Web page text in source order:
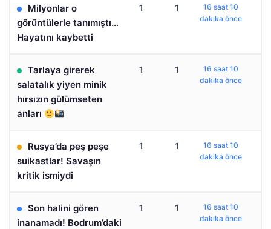
Milyonlar o
görüntülerle tanımıştı…
Hayatını kaybetti
1 1
16 saat 10
dakika önce
Tarlaya girerek
salatalık yiyen minik
hırsızın gülümseten
anları
1 1
16 saat 10
dakika önce
Rusya’da peş peşe
suikastlar! Savaşın
kritik ismiydi
1 1
16 saat 10
dakika önce
Son halini gören
inanamadı! Bodrum’daki
1 1
16 saat 10
dakika önce